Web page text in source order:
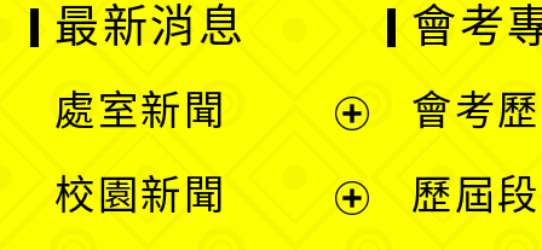
最新消息
處室新聞
校園新聞
會考
會考
歷屆